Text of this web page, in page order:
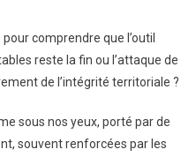
comprendre que l’outil
reste la fin ou l’attaque de
de l’intégrité territoriale ?
sous nos yeux, porté par de
souvent renforcées par les